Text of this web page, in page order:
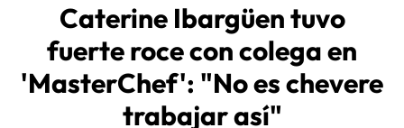
Caterine Ibargüen tuvo
fuerte roce con colega en
'MasterChef': "No es chevere
trabajar así"